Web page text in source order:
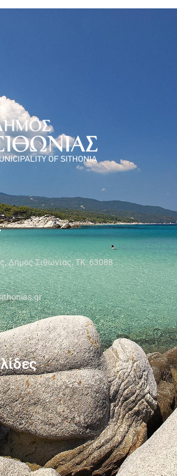
Δήμος Σιθωνίας, ΤΚ: 63088